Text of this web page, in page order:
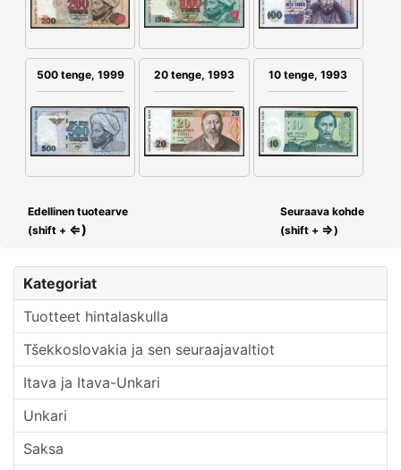
Kategoriat
Tuotteet hintalaskulla
Tšekkoslovakia ja sen seuraajavaltiot
Itava ja Itava-Unkari
Unkari
Saksa
500 tenge, 1999 20 tenge, 1993 10 tenge, 1993
Edellinen tuotearve
(shift + ⇐)
Seuraava kohde
(shift + ⇒)